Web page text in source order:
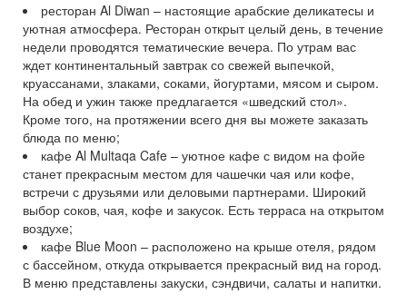
ресторан Al Diwan – настоящие арабские деликатесы и
уютная атмосфера. Ресторан открыт целый день, в течение
недели проводятся тематические вечера. По утрам вас
ждет континентальный завтрак со свежей выпечкой,
круассанами, злаками, соками, йогуртами, мясом и сыром.
На обед и ужин также предлагается «шведский стол».
Кроме того, на протяжении всего дня вы можете заказать
блюда по меню;
кафе Al Multaqa Cafe – уютное кафе с видом на фойе
станет прекрасным местом для чашечки чая или кофе,
встречи с друзьями или деловыми партнерами. Широкий
выбор соков, чая, кофе и закусок. Есть терраса на открытом
воздухе;
кафе Blue Moon – расположено на крыше отеля, рядом
с бассейном, откуда открывается прекрасный вид на город.
В меню представлены закуски, сэндвичи, салаты и напитки.